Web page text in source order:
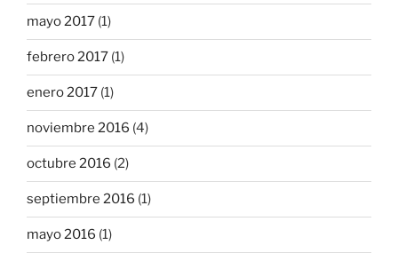
mayo 2017 (1)
febrero 2017 (1)
enero 2017 (1)
noviembre 2016 (4)
octubre 2016 (2)
septiembre 2016 (1)
mayo 2016 (1)